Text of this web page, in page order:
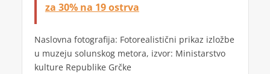
za 30% na 19 ostrva
Naslovna fotografija: Fotorealistični prikaz izložbe
u muzeju solunskog metora, izvor: Ministarstvo
kulture Republike Grčke